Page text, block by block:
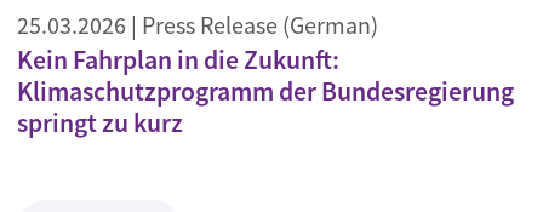
25.03.2026 | Press Release (German)
Kein Fahrplan in die Zukunft:
Klimaschutzprogramm der Bundesregierung
springt zu kurz